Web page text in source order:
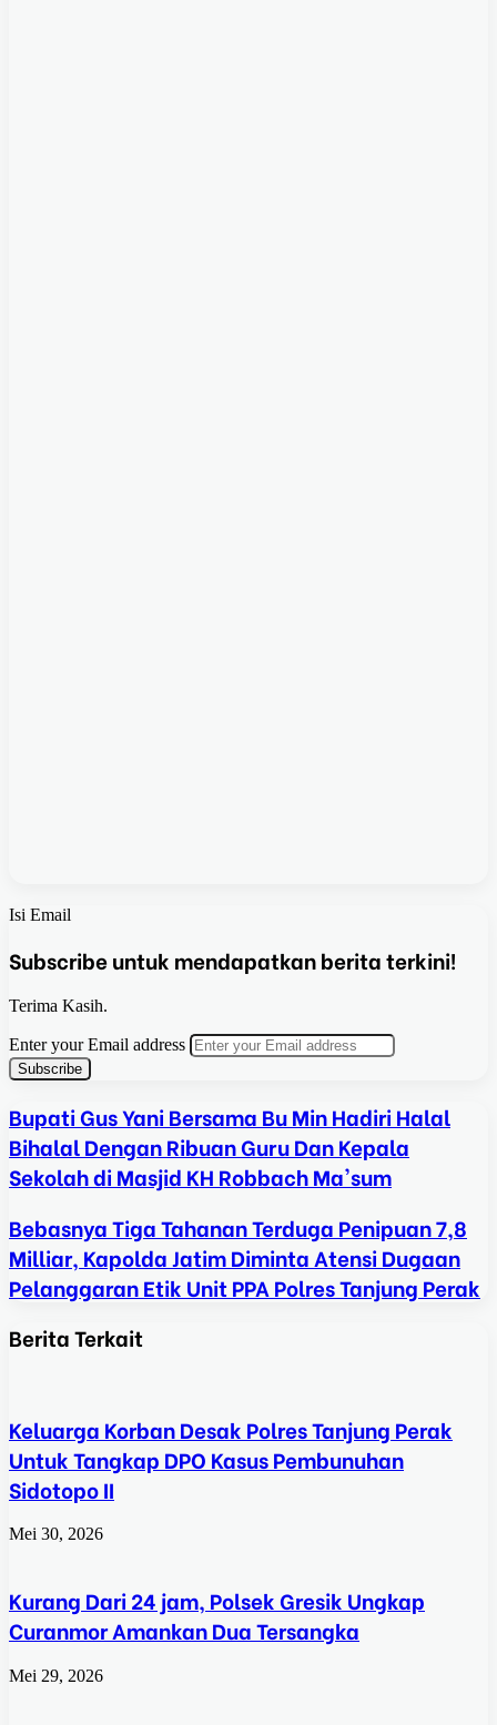
Isi Email
Subscribe untuk mendapatkan berita terkini!
Terima Kasih.
Enter your Email address
Bupati Gus Yani Bersama Bu Min Hadiri Halal
Bihalal Dengan Ribuan Guru Dan Kepala
Sekolah di Masjid KH Robbach Ma'sum
Bebasnya Tiga Tahanan Terduga Penipuan 7,8
Milliar, Kapolda Jatim Diminta Atensi Dugaan
Pelanggaran Etik Unit PPA Polres Tanjung Perak
Berita Terkait
Keluarga Korban Desak Polres Tanjung Perak
Untuk Tangkap DPO Kasus Pembunuhan
Sidotopo II
Mei 30, 2026
Kurang Dari 24 jam, Polsek Gresik Ungkap
Curanmor Amankan Dua Tersangka
Mei 29, 2026